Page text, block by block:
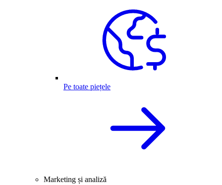
Pe toate piețele
Marketing și analiză